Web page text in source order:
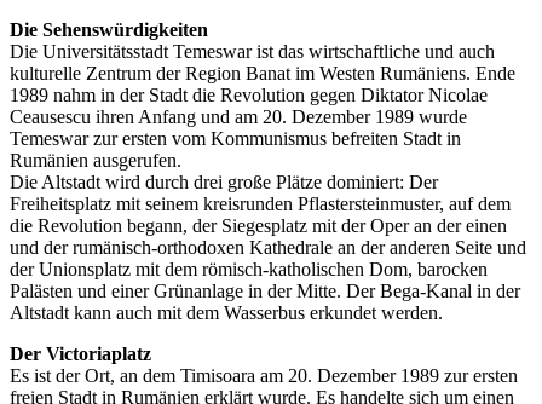
Die Sehenswürdigkeiten
Die Universitätsstadt Temeswar ist das wirtschaftliche und auch
kulturelle Zentrum der Region Banat im Westen Rumäniens. Ende
1989 nahm in der Stadt die Revolution gegen Diktator Nicolae
Ceausescu ihren Anfang und am 20. Dezember 1989 wurde
Temeswar zur ersten vom Kommunismus befreiten Stadt in
Rumänien ausgerufen.
Die Altstadt wird durch drei große Plätze dominiert: Der
Freiheitsplatz mit seinem kreisrunden Pflastersteinmuster, auf dem
die Revolution begann, der Siegesplatz mit der Oper an der einen
und der rumänisch-orthodoxen Kathedrale an der anderen Seite und
der Unionsplatz mit dem römisch-katholischen Dom, barocken
Palästen und einer Grünanlage in der Mitte. Der Bega-Kanal in der
Altstadt kann auch mit dem Wasserbus erkundet werden.
Der Victoriaplatz
Es ist der Ort, an dem Timisoara am 20. Dezember 1989 zur ersten
freien Stadt in Rumänien erklärt wurde. Es handelte sich um einen